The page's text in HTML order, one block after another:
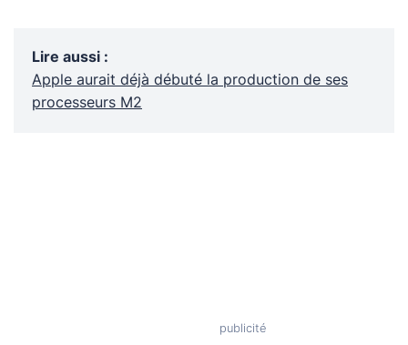
Lire aussi :
Apple aurait déjà débuté la production de ses
processeurs M2